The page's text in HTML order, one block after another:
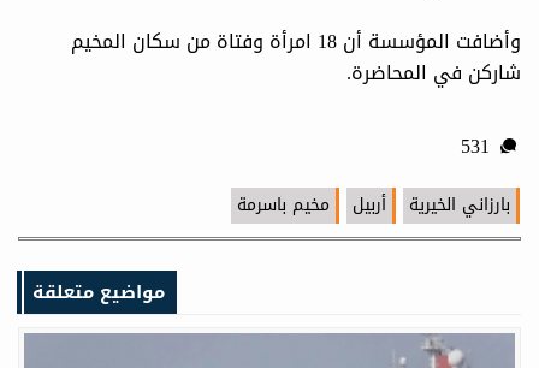
وأضافت المؤسسة أن 18 امرأة وفتاة من سكان المخيم
شاركن في المحاضرة.
بارزاني الخيرية أربيل مخيم باسرمة
مواضيع متعلقة